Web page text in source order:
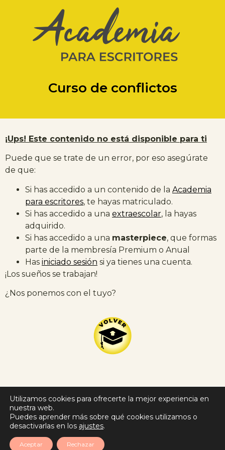
Curso de conflictos
¡Ups! Este contenido no está disponible para ti
Puede que se trate de un error, por eso asegúrate
de que:
Si has accedido a un contenido de la Academia
para escritores, te hayas matriculado.
Si has accedido a una extraescolar, la hayas
adquirido.
Si has accedido a una masterpiece, que formas
parte de la membresía Premium o Anual
Has iniciado sesión si ya tienes una cuenta.
¡Los sueños se trabajan!
¿Nos ponemos con el tuyo?
Utilizamos cookies para ofrecerte la mejor experiencia en
nuestra web.
Puedes aprender más sobre qué cookies utilizamos o
desactivarlas en los ajustes.
Aceptar Rechazar